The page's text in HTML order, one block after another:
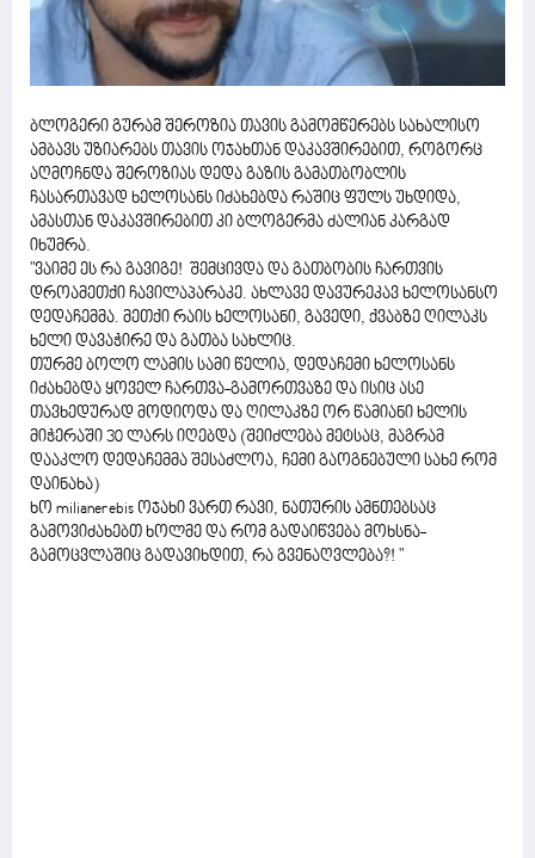
ბლოგერი გურამ შეროზია თავის გამომწერებს სახალისო
ამბავს უზიარებს თავის ოჯახთან დაკავშირებით, როგორც
აღმოჩნდა შეროზიას დედა გაზის გამათბობლის
ჩასართავად ხელოსანს იძახებდა რაშიც ფულს უხდიდა,
ამასთან დაკავშირებით კი ბლოგერმა ძალიან კარგად
იხუმრა.
"ვაიმე ეს რა გავიგე! შემცივდა და გათბობის ჩართვის
დროამეთქი ჩავილაპარაკე. ახლავე დავურეკავ ხელოსანსო
დედაჩემმა. მეთქი რაის ხელოსანი, გავედი, ქვაბზე ღილაკს
ხელი დავაჭირე და გათბა სახლიც.
თურმე ბოლო ლამის სამი წელია, დედაჩემი ხელოსანს
იძახებდა ყოველ ჩართვა-გამორთვაზე და ისიც ასე
თავხედურად მოდიოდა და ღილაკზე ორ წამიანი ხელის
მიჭერაში 30 ლარს იღებდა (შეიძლება მეტსაც, მაგრამ
დააკლო დედაჩემმა შესაძლოა, ჩემი გაოგნებული სახე რომ
დაინახა)
ხო milianerebis ოჯახი ვართ რავი, ნათურის ამნთებსაც
გამოვიძახებთ ხოლმე და რომ გადაიწვება მოხსნა-
გამოცვლაშიც გადავიხდით, რა გვენაღვლება?! "